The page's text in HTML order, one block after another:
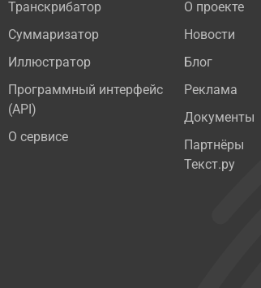
Транскрибатор
Суммаризатор
Иллюстратор
Программный интерфейс
(API)
О сервисе
О проекте
Новости
Блог
Реклама
Документы
Партнёры
Текст.ру